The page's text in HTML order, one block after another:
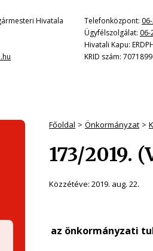
Hivatala
Telefonközpont:
Ügyfélszolgálat: 06-
Hivatali Kapu:
KRID szám:
Főoldal Önkormányzat
173/2019.
Közzétéve: 2019. aug. 22.
az önkormányzati